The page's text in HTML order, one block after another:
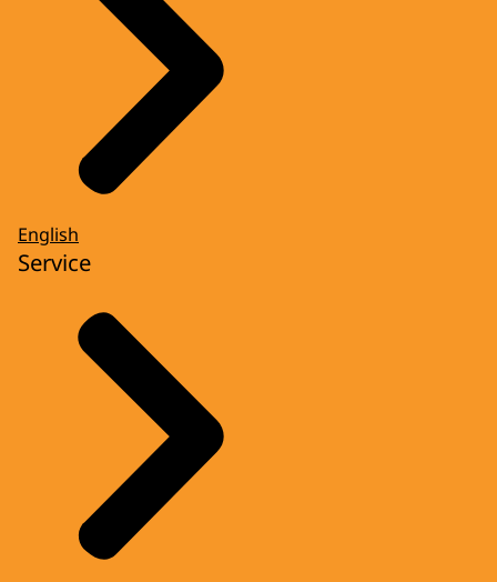
English
Service